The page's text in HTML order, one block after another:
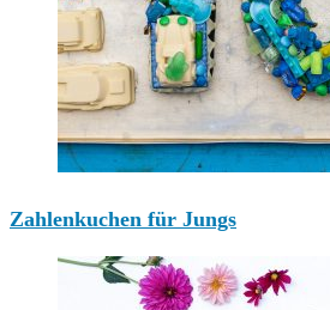
Zahlenkuchen für Jungs